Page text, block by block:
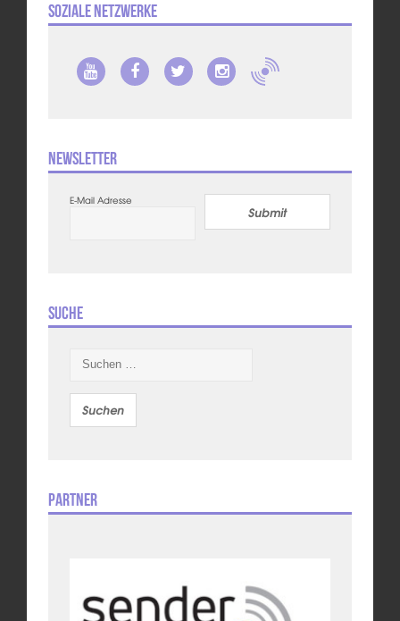
Soziale Netzwerke
Newsletter
E-Mail Adresse
Submit
Suche
nach:
Partner